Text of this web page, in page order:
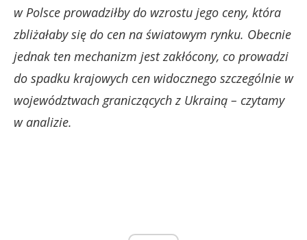
w Polsce prowadziłby do wzrostu jego ceny, która
zbliżałaby się do cen na światowym rynku. Obecnie
jednak ten mechanizm jest zakłócony, co prowadzi
do spadku krajowych cen widocznego szczególnie w
województwach graniczących z Ukrainą – czytamy
w analizie.